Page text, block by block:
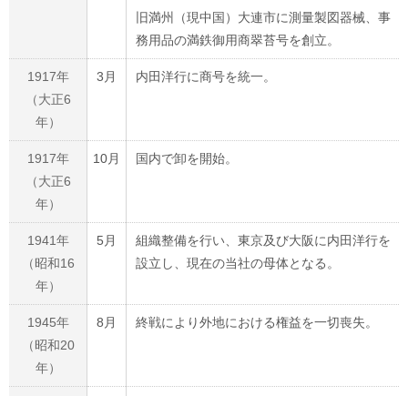
旧満州（現中国）大連市に測量製図器械、事
務用品の満鉄御用商翠苔号を創立。
1917年
（大正6
年）
3月 内田洋行に商号を統一。
1917年
（大正6
年）
10月 国内で卸を開始。
1941年
（昭和16
年）
5月
組織整備を行い、東京及び大阪に内田洋行を
設立し、現在の当社の母体となる。
1945年
（昭和20
年）
8月 終戦により外地における権益を一切喪失。